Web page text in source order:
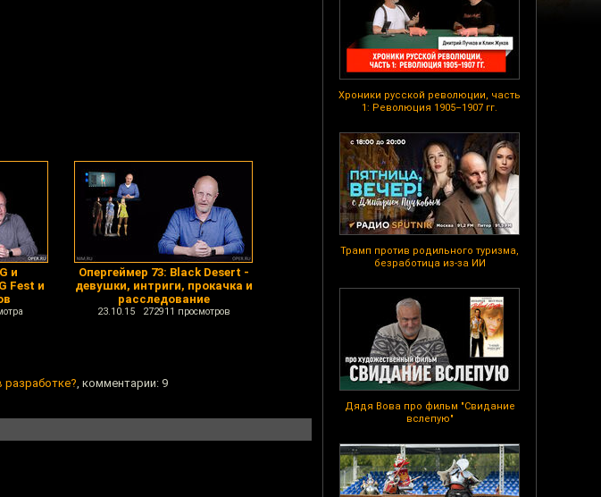
Хроники русской революции, часть
1: Революция 1905–1907 гг.
Трамп против родильного туризма,
безработица из-за ИИ
Дядя Вова про фильм "Свидание
вслепую"
и
Fest и
Опергеймер 73: Black Desert -
девушки, интриги, прокачка и
расследование
23.10.15 272911 просмотров
разработке?, комментарии: 9